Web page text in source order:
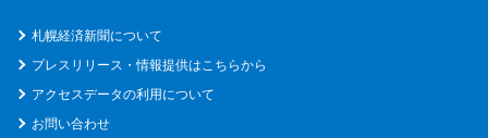
札幌経済新聞について
プレスリリース・情報提供はこちらから
アクセスデータの利用について
お問い合わせ